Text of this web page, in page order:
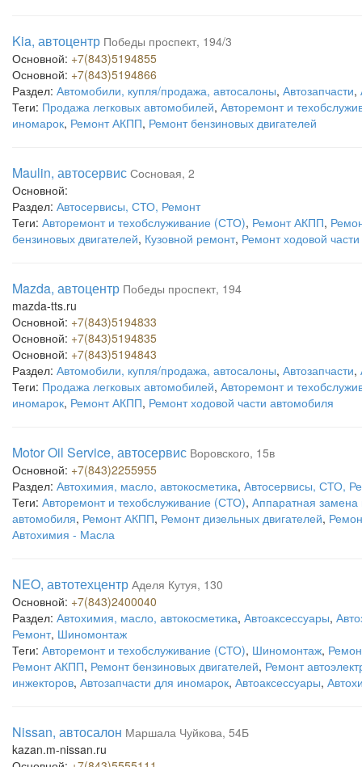
Kia, автоцентр Победы проспект, 194/3
Основной: +7(843)5194855
Основной: +7(843)5194866
Раздел: Автомобили, купля/продажа, автосалоны, Автозапчасти,
Теги: Продажа легковых автомобилей, Авторемонт и
иномарок, Ремонт АКПП, Ремонт бензиновых двигателей
Maulin, автосервис Сосновая, 2
Основной:
Раздел: Автосервисы, СТО, Ремонт
Теги: Авторемонт и техобслуживание (СТО), Ремонт АКПП,
бензиновых двигателей, Кузовной ремонт, Ремонт ходовой
Mazda, автоцентр Победы проспект, 194
mazda-tts.ru
Основной: +7(843)5194833
Основной: +7(843)5194835
Основной: +7(843)5194843
Раздел: Автомобили, купля/продажа, автосалоны, Автозапчасти,
Теги: Продажа легковых автомобилей, Авторемонт и
иномарок, Ремонт АКПП, Ремонт ходовой части автомобиля
Motor Oil Service, автосервис Воровского, 15в
Основной: +7(843)2255955
Раздел: Автохимия, масло, автокосметика, Автосервисы, СТО,
Теги: Авторемонт и техобслуживание (СТО), Аппаратная
автомобиля, Ремонт АКПП, Ремонт дизельных двигателей,
Автохимия - Масла
NEO, автотехцентр Аделя Кутуя, 130
Основной: +7(843)2400040
Раздел: Автохимия, масло, автокосметика, Автоаксессуары,
Ремонт, Шиномонтаж
Теги: Авторемонт и техобслуживание (СТО), Шиномонтаж,
Ремонт АКПП, Ремонт бензиновых двигателей, Ремонт
инжекторов, Автозапчасти для иномарок, Автоаксессуары,
Nissan, автосалон Маршала Чуйкова, 54Б
kazan.m-nissan.ru